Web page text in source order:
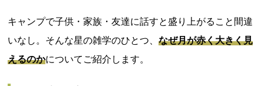
キャンプで子供・家族・友達に話すと盛り上がること間違
いなし。そんな星の雑学のひとつ、なぜ月が赤く大きく見
えるのかについてご紹介します。